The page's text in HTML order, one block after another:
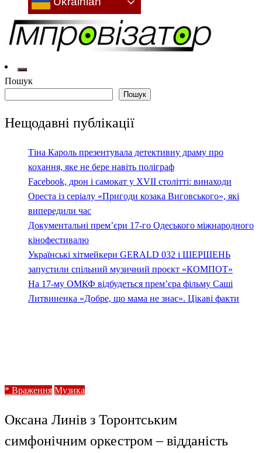
Імпровізатор
Культура: новини, враження, інтерв'ю
Пошук
Пошук
Нещодавні публікації
Тіна Кароль презентувала детективну драму про
кохання, яке не бере навіть поліграф
Facebook, дрон і самокат у XVII столітті: винаходи
Ореста із серіалу «Пригоди козака Виговського», які
випередили час
Документальні прем’єри 17-го Одеського міжнародного
кінофестивалю
Українські хітмейкери GERALD 032 і ШЕРШЕНЬ
запустили спільний музичний проєкт «КОМПОТ»
На 17-му ОМКФ відбудеться прем’єра фільму Саші
Литвиненка «Добре, що мама не знає». Цікаві факти
* Враження Музика
Оксана Линів з Торонтським
симфонічним оркестром – відданість